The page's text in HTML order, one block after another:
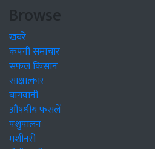
Browse
खबरें
कंपनी समाचार
सफल किसान
साक्षात्कार
बागवानी
औषधीय फसलें
पशुपालन
मशीनरी